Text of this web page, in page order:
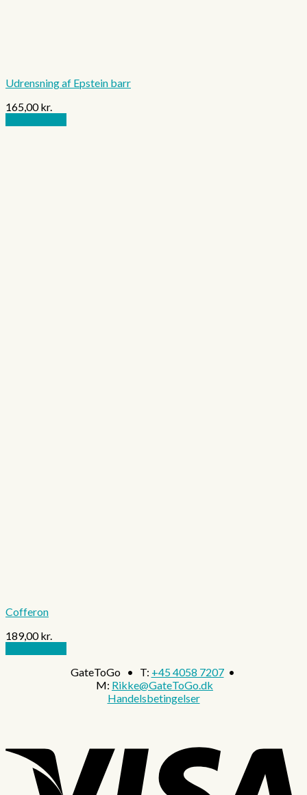
Udrensning af Epstein barr
165,00kr.
Cofferon
189,00kr.
GateToGo • T: +45 4058 7207•
M: Rikke@GateToGo.dk
Handelsbetingelser